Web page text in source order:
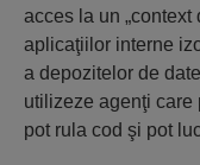
acces la un „context
aplicaţiilor interne
a depozitelor de
utilizeze agenţi care
pot rula cod şi pot